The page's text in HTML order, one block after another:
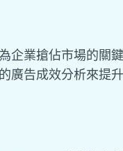
企業搶佔市場的關
廣告成效分析來提